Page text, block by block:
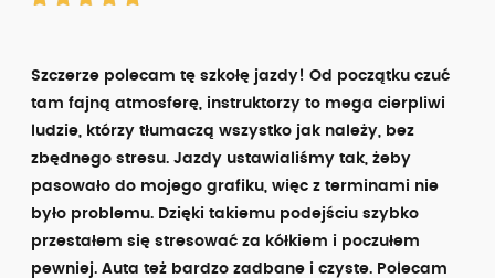
Szczerze polecam tę szkołę jazdy! Od początku czuć
tam fajną atmosferę, instruktorzy to mega cierpliwi
ludzie, którzy tłumaczą wszystko jak należy, bez
zbędnego stresu. Jazdy ustawialiśmy tak, żeby
pasowało do mojego grafiku, więc z terminami nie
było problemu. Dzięki takiemu podejściu szybko
przestałem się stresować za kółkiem i poczułem
pewniej. Auta też bardzo zadbane i czyste. Polecam